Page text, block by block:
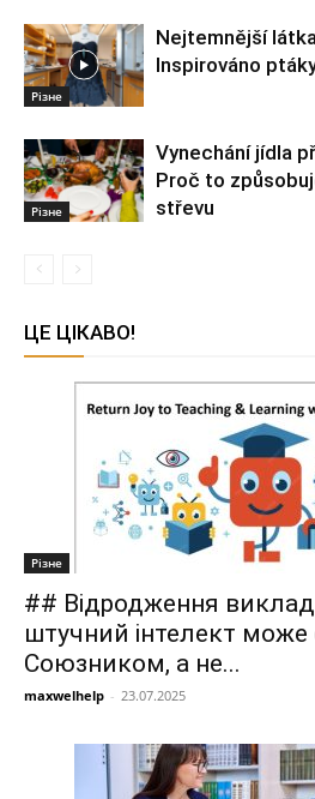
Різне
Nejtemnější
Inspirováno
Різне
Vynechání jídla
Proč to
střevu
ЦЕ ЦІКАВО!
Різне
## Відродження
штучний інтелект може
Союзником, а не...
maxwelhelp - 23.07.2025